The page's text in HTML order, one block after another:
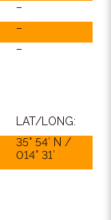
–
–
–
LAT/LONG:
35° 54′ N /
014° 31′